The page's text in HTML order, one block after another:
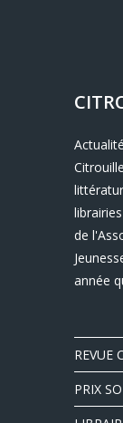
de
année
REVUE
PRIX